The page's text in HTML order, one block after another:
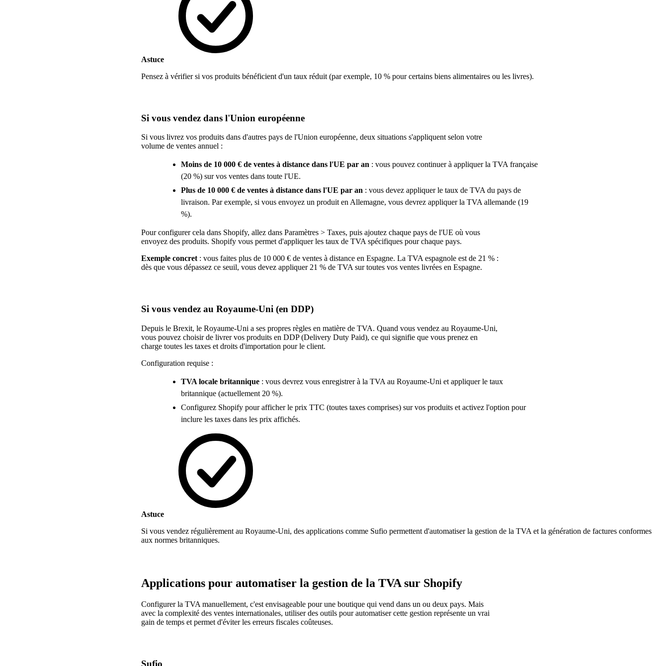
Astuce
Pensez à vérifier si vos produits bénéficient d'un taux réduit (par exemple, 10 % pour certains biens alimentaires ou les livres).
Si vous vendez dans l'Union européenne
Si vous livrez vos produits dans d'autres pays de l'Union européenne, deux situations s'appliquent selon votre
volume de ventes annuel :
Moins de 10 000 € de ventes à distance dans l'UE par an : vous pouvez continuer à appliquer la TVA française
(20 %) sur vos ventes dans toute l'UE.
Plus de 10 000 € de ventes à distance dans l'UE par an : vous devez appliquer le taux de TVA du pays de
livraison. Par exemple, si vous envoyez un produit en Allemagne, vous devrez appliquer la TVA allemande (19
%).
Pour configurer cela dans Shopify, allez dans Paramètres > Taxes, puis ajoutez chaque pays de l'UE où vous
envoyez des produits. Shopify vous permet d'appliquer les taux de TVA spécifiques pour chaque pays.
Exemple concret: vous faites plus de 10 000 € de ventes à distance en Espagne. La TVA espagnole est de 21 % :
dès que vous dépassez ce seuil, vous devez appliquer 21 % de TVA sur toutes vos ventes livrées en Espagne.
Si vous vendez au Royaume-Uni (en DDP)
Depuis le Brexit, le Royaume-Uni a ses propres règles en matière de TVA. Quand vous vendez au Royaume-Uni,
vous pouvez choisir de livrer vos produits en DDP (Delivery Duty Paid), ce qui signifie que vous prenez en
charge toutes les taxes et droits d'importation pour le client.
Configuration requise :
TVA locale britannique : vous devrez vous enregistrer à la TVA au Royaume-Uni et appliquer le taux
britannique (actuellement 20 %).
Configurez Shopify pour afficher le prix TTC (toutes taxes comprises) sur vos produits et activez l'option pour
inclure les taxes dans les prix affichés.
Astuce
Si vous vendez régulièrement au Royaume-Uni, des applications comme Sufio permettent d'automatiser la gestion de la TVA et la génération de factures conformes
aux normes britanniques.
Applications pour automatiser la gestion de la TVA sur Shopify
Configurer la TVA manuellement, c'est envisageable pour une boutique qui vend dans un ou deux pays. Mais
avec la complexité des ventes internationales, utiliser des outils pour automatiser cette gestion représente un vrai
gain de temps et permet d'éviter les erreurs fiscales coûteuses.
Sufio